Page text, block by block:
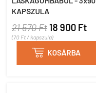
KAPSZULA
21 570 Ft 18 900 Ft
(70 Ft / kapszula)
 KOSÁRBA